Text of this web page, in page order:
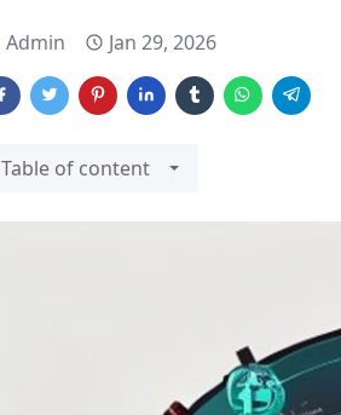
Admin Jan 29, 2026
Table of content